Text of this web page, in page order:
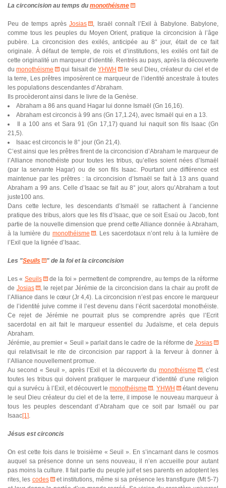
La circoncision au temps du monothéisme
Peu de temps après Josias
, Israël connaît l’Exil à Babylone. Babylone,
comme tous les peuples du Moyen Orient, pratique la circoncision à l’âge
pubère. La circoncision des exilés, anticipée au 8° jour, était de ce fait
originale. À défaut de temple, de rois et d’institutions, les exilés ont fait de
cette originalité un marqueur d’identité. Rentrés au pays, après la découverte
dumonothéisme qui faisait deYHWH
le seul Dieu, créateur du ciel et de
la terre, Les prêtres imposèrent ce marqueur de l’identité ancestrale à toutes
les populations descendantes d’Abraham.
Ils procèderont ainsi dans le livre de la Genèse.
Abraham a 86 ans quand Hagar lui donne Ismaël (Gn 16,16).
Abraham est circoncis à 99 ans (Gn 17,1.24), avec Ismaël qui en a 13.
Il a 100 ans et Sara 91 (Gn 17,17) quand lui naquit son fils Isaac (Gn
21,5).
Isaac est circoncis le 8° jour (Gn 21,4).
C’est ainsi que les prêtres firent de la circoncision d’Abraham le marqueur de
l’Alliance monothéiste pour toutes les tribus, qu’elles soient nées d’Ismaël
(par la servante Hagar) ou de son fils Isaac. Pourtant une différence est
maintenue par les prêtres : la circoncision d’Ismaël se fait à 13 ans quand
Abraham a 99 ans. Celle d’Isaac se fait au 8° jour, alors qu’Abraham a tout
juste100 ans.
Dans cette lecture, les descendants d’Ismaël se rattachent à l’ancienne
pratique des tribus, alors que les fils d’Isaac, que ce soit Esaü ou Jacob, font
partie de la nouvelle dimension que prend cette Alliance donnée à Abraham,
à la lumière du monothéisme
. Les sacerdotaux n’ont relu à la lumière de
l’Exil que la lignée d’Isaac.
Les "Seuils " de la foi et la circoncision
Les « Seuils
de la foi » permettent de comprendre, au temps de la réforme
de Josias
, le rejet par Jérémie de la circoncision dans la chair au profit de
l’Alliance dans le cœur (Jr 4,4). La circoncision n’est pas encore le marqueur
de l’identité juive comme il l’est devenu dans l’écrit sacerdotal monothéiste.
Ce rejet de Jérémie ne pourrait plus se comprendre après que l’Ecrit
sacerdotal en ait fait le marqueur essentiel du Judaïsme, et cela depuis
Abraham.
Jérémie, au premier « Seuil » parlait dans le cadre de la réforme de Josias
qui relativisait le rite de circoncision par rapport à la ferveur à donner à
l’Alliance nouvellement promue.
Au second « Seuil », après l’Exil et la découverte du monothéisme
, c’est
toutes les tribus qui doivent pratiquer le marqueur d’identité d’une religion
qui a survécu à l’Exil, et découvert lemonothéisme . YHWH
étant devenu
le seul Dieu créateur du ciel et de la terre, il impose le nouveau marqueur à
tous les peuples descendant d’Abraham que ce soit par Ismaël ou par
Isaac[1].
Jésus est circoncis
On est cette fois dans le troisième « Seuil ». En s’incarnant dans le cosmos
auquel sa présence donne un sens nouveau, il n’en accueille pour autant
pas moins la culture. Il fait partie du peuple juif et ses parents en adoptent les
rites, les codes
et institutions, même si sa présence les transfigure (Mt 5-7)